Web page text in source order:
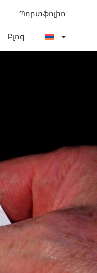
Պորտֆոլիո
Բլոգ